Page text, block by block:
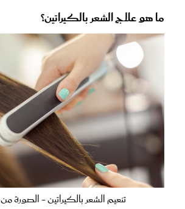
ما هو علاج الشعر بالكيراتين؟
تنعيم الشعر بالكيراتين - الصورة من Freepik